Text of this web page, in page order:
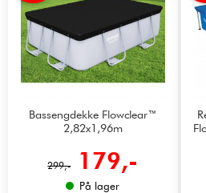
Bassengdekke Flowclear™
2,82x1,96m
299,- 179,-
På lager